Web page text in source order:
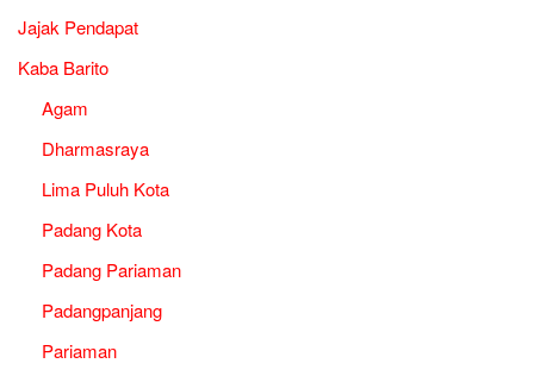
Jajak Pendapat
Kaba Barito
Agam
Dharmasraya
Lima Puluh Kota
Padang Kota
Padang Pariaman
Padangpanjang
Pariaman